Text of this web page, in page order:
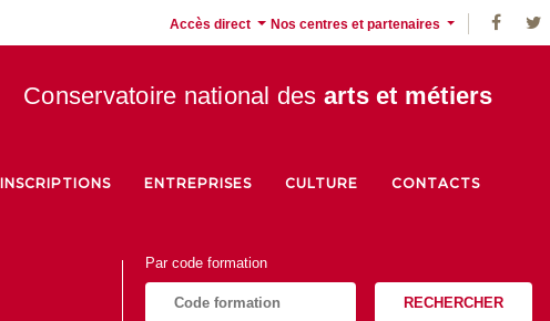
Accès direct Nos centres et partenaires
Conservatoire national des arts et métiers
INSCRIPTIONS ENTREPRISES CULTURE CONTACTS
Par code formation
RECHERCHER